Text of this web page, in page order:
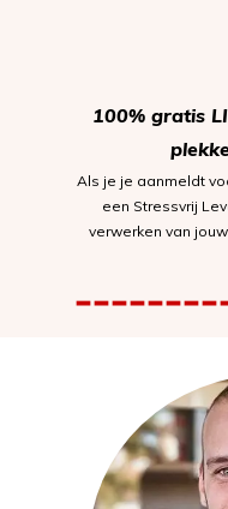
100% gratis
Als je je aanmeldt
een Stressvrij
verwerken van